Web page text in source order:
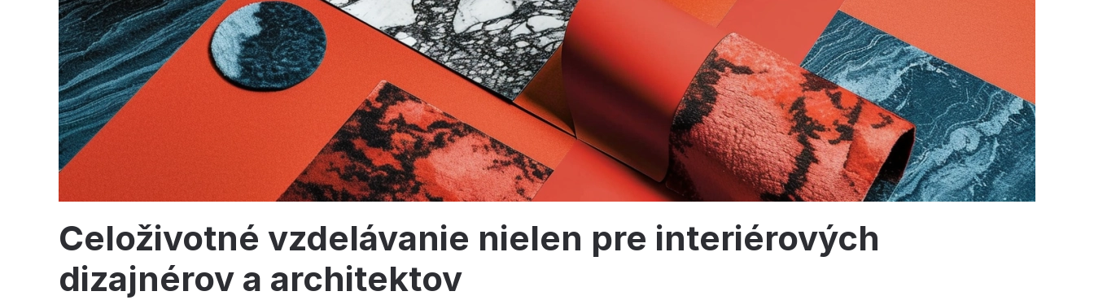
Celoživotné vzdelávanie nielen pre interiérových
dizajnérov a architektov